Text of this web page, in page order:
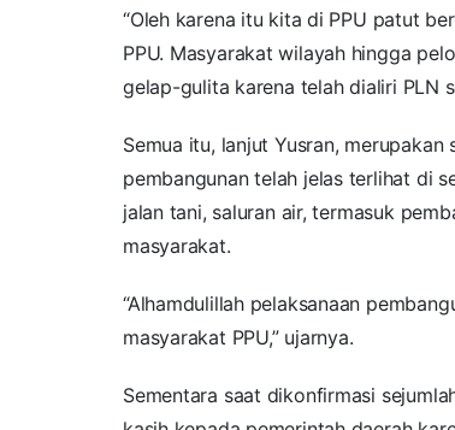
“Oleh karena itu kita di PPU patut
PPU. Masyarakat wilayah hingga
gelap-gulita karena telah dialiri PLN
Semua itu, lanjut Yusran,
pembangunan telah jelas terlihat di
jalan tani, saluran air, termasuk
masyarakat.
“Alhamdulillah pelaksanaan
masyarakat PPU,” ujarnya.
Sementara saat dikonfirmasi